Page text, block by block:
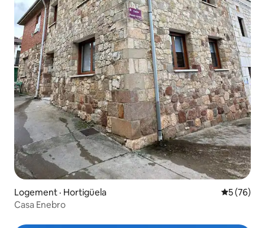
Logement · Hortigüela Note
5 (76)
Casa Enebro